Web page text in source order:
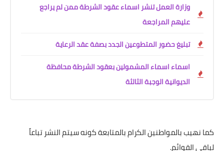
وزارة العمل تنشر اسماء عقود الشرطة ممن لم يراجع
عليهم المراجعة
تبليغ حضور المتطوعين الجدد بصفة عقد الرعاية
اسماء اسماء المشمولين بعقود الشرطة محافظة
الديوانية الوجبة الثالثة
كما نهيب بالمواطنين الكرام بالمتابعة كونه سيتم النشر تباعاً
لباقي القوائم.